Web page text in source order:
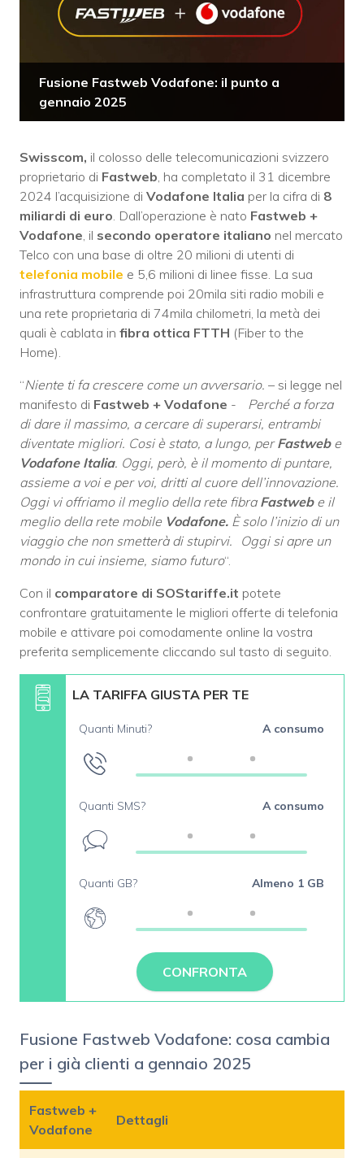
Fusione Fastweb Vodafone: il punto a
gennaio 2025
Swisscom, il colosso delle telecomunicazioni svizzero
proprietario di Fastweb, ha completato il 31 dicembre
2024 l’acquisizione di Vodafone Italia per la cifra di 8
miliardi di euro. Dall’operazione è nato Fastweb +
Vodafone, il secondo operatore italiano nel mercato
Telco con una base di oltre 20 milioni di utenti di
telefonia mobile e 5,6 milioni di linee fisse. La sua
infrastruttura comprende poi 20mila siti radio mobili e
una rete proprietaria di 74mila chilometri, la metà dei
quali è cablata in fibra ottica FTTH (Fiber to the
Home).
“Niente ti fa crescere come un avversario. – si legge nel
manifesto di Fastweb + Vodafone - Perché a forza
di dare il massimo, a cercare di superarsi, entrambi
diventate migliori. Cosi è stato, a lungo, perFastwebe
Vodafone Italia. Oggi, però, è il momento di puntare,
assieme a voi e per voi, dritti al cuore dell’innovazione.
Oggi vi offriamo il meglio della rete fibra Fastwebe il
meglio della rete mobile Vodafone. È solo l’inizio di un
viaggio che non smetterà di stupirvi. Oggi si apre un
mondo in cui insieme, siamo futuro“.
Con il comparatore di SOStariffe.it potete
confrontare gratuitamente le migliori offerte di telefonia
mobile e attivare poi comodamente online la vostra
preferita semplicemente cliccando sul tasto di seguito.
LA TARIFFA GIUSTA PER TE
Quanti Minuti? A consumo
Quanti SMS? A consumo
Quanti GB? Almeno 1 GB
CONFRONTA
Fusione Fastweb Vodafone: cosa cambia
per i già clienti a gennaio 2025
Fastweb +
Vodafone
Dettagli